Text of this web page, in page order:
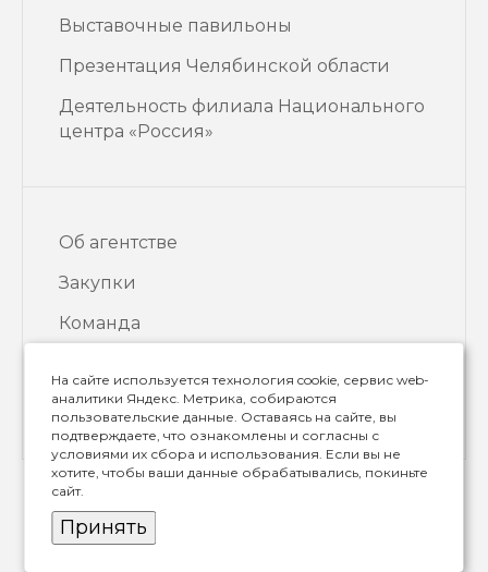
Выставочные павильоны
Презентация Челябинской области
Деятельность филиала Национального
центра «Россия»
Об агентстве
Закупки
Команда
Новости
Политика конфиденциальности
На сайте используется технология cookie, сервис web-
аналитики Яндекс. Метрика, собираются
пользовательские данные. Оставаясь на сайте, вы
подтверждаете, что ознакомлены и согласны с
условиями их сбора и использования. Если вы не
хотите, чтобы ваши данные обрабатывались, покиньте
сайт.
Принять